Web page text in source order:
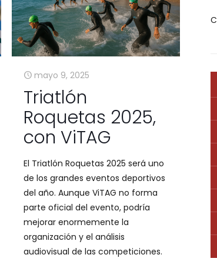
mayo 9, 2025
Triatlón
Roquetas 2025,
con ViTAG
El Triatlón Roquetas 2025 será uno
de los grandes eventos deportivos
del año. Aunque ViTAG no forma
parte oficial del evento, podría
mejorar enormemente la
organización y el análisis
audiovisual de las competiciones.